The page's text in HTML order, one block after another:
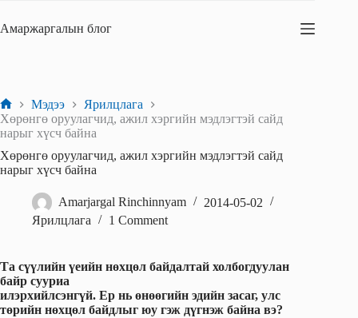
content
Амаржаргалын блог
Home
Мэдээ
Ярилцлага
Хөрөнгө оруулагчид, ажил хэргийн мэдлэгтэй сайд
нарыг хүсч байна
Хөрөнгө оруулагчид, ажил хэргийн мэдлэгтэй сайд
нарыг хүсч байна
Amarjargal Rinchinnyam
2014-05-02
Ярилцлага
1 Comment
Та сүүлийн үеийн нөхцөл байдалтай холбогдуулан
байр сууриа
илэрхийлсэнгүй. Ер нь өнөөгийн эдийн засаг, улс
төрийн нөхцөл байдлыг юу гэж дүгнэж байна вэ?